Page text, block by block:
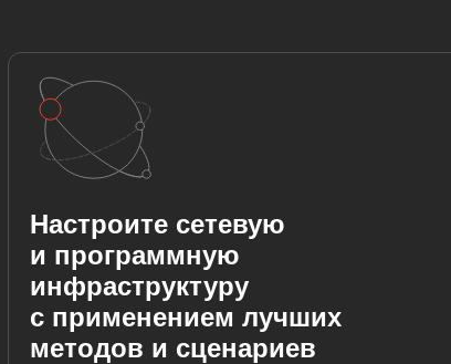
Настроите сетевую
и программную
инфраструктуру
с применением лучших
методов и сценариев